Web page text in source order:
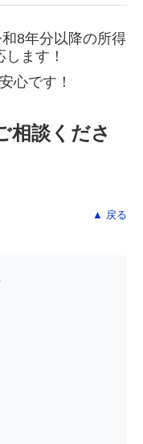
8年分以降の所得
ます！
心です！
相談くださ
▲ 戻る